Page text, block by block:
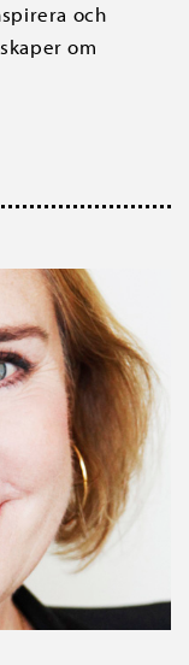
och
om